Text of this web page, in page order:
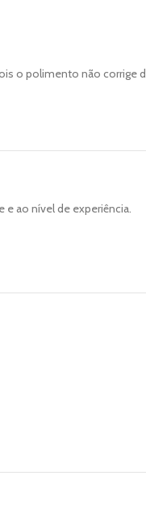
o polimento não corrige
ao nível de experiência.